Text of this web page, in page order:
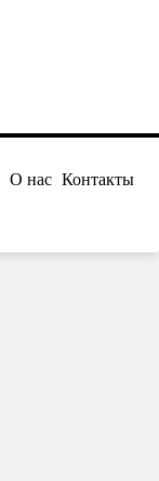
О нас Контакты